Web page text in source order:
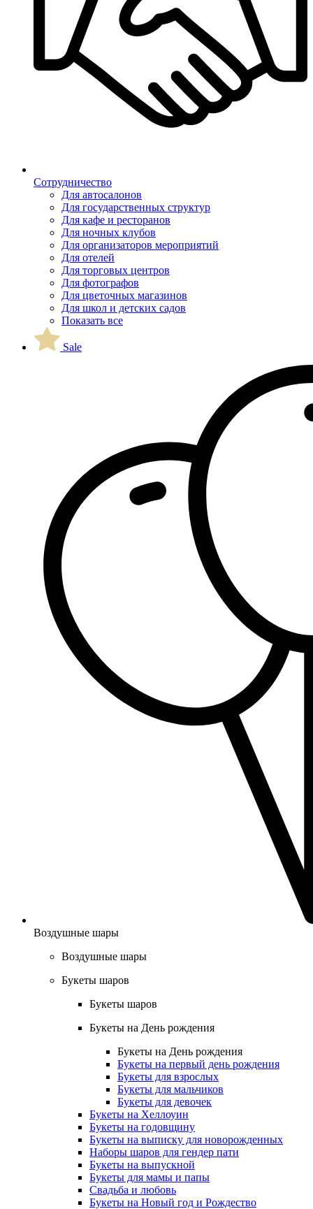
Сотрудничество
Для автосалонов
Для государственных структур
Для кафе и ресторанов
Для ночных клубов
Для организаторов мероприятий
Для отелей
Для торговых центров
Для фотографов
Для цветочных магазинов
Для школ и детских садов
Показать все
Sale
Воздушные шары
Воздушные шары
Букеты шаров
Букеты шаров
Букеты на День рождения
Букеты на День рождения
Букеты на первый день рождения
Букеты для взрослых
Букеты для мальчиков
Букеты для девочек
Букеты на Хеллоуин
Букеты на годовщину
Букеты на выписку для новорожденных
Наборы шаров для гендер пати
Букеты на выпускной
Букеты для мамы и папы
Свадьба и любовь
Букеты на Новый год и Рождество